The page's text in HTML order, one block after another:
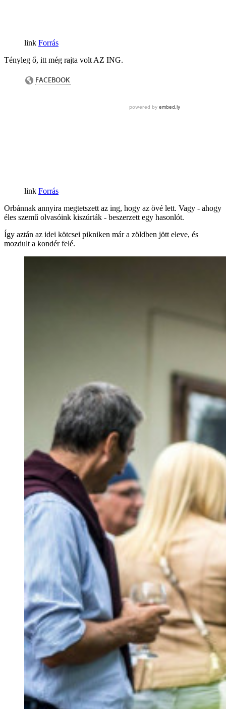
Forrás
Tényleg ő, itt még rajta volt AZ ING.
Forrás
Orbánnak annyira megtetszett az ing, hogy az övé lett. Vagy - ahogy
éles szemű olvasóink kiszúrták - beszerzett egy hasonlót.
Így aztán az idei kötcsei pikniken már a zöldben jött eleve, és
mozdult a kondér felé.